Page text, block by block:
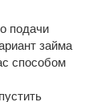
подачи
займа
способом